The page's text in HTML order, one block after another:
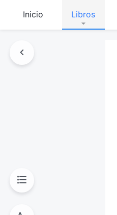
Inicio Libros